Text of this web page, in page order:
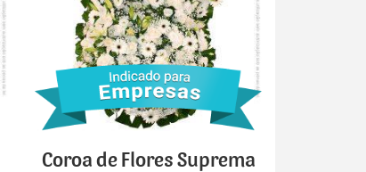
Coroa de Flores Suprema